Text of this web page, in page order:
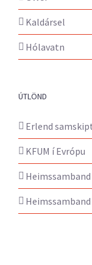
Kaldársel
Hólavatn
ÚTLÖND
Erlend
KFUM í Evrópu
Heimssamband
Heimssamband